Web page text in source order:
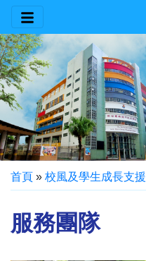
首頁 » 校風及學生成長支援
服務團隊